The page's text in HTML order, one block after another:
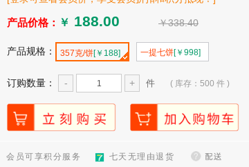
产品价格： ￥ ￥338.40
产品规格： 357克/饼[￥188] 一提七饼[￥998]
订购数量： - + 件 ( 库存：500 件 )
会员可享积分服务 七天无理由退货